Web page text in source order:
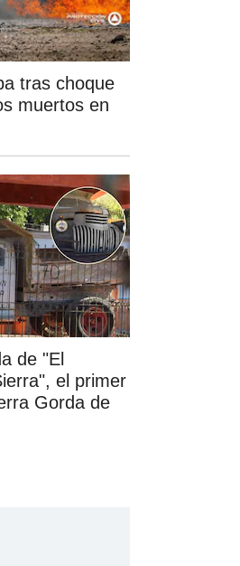
tras choque
muertos en
de "El
el primer
Gorda de